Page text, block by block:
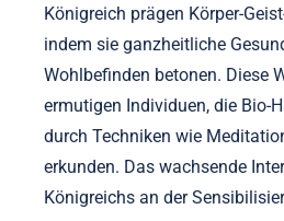
möglicherweise übersehen
definieren diese Praktiken den
psychologischen Entwicklung
konzentrieren sich auf
anstelle von bloßer
Normen.